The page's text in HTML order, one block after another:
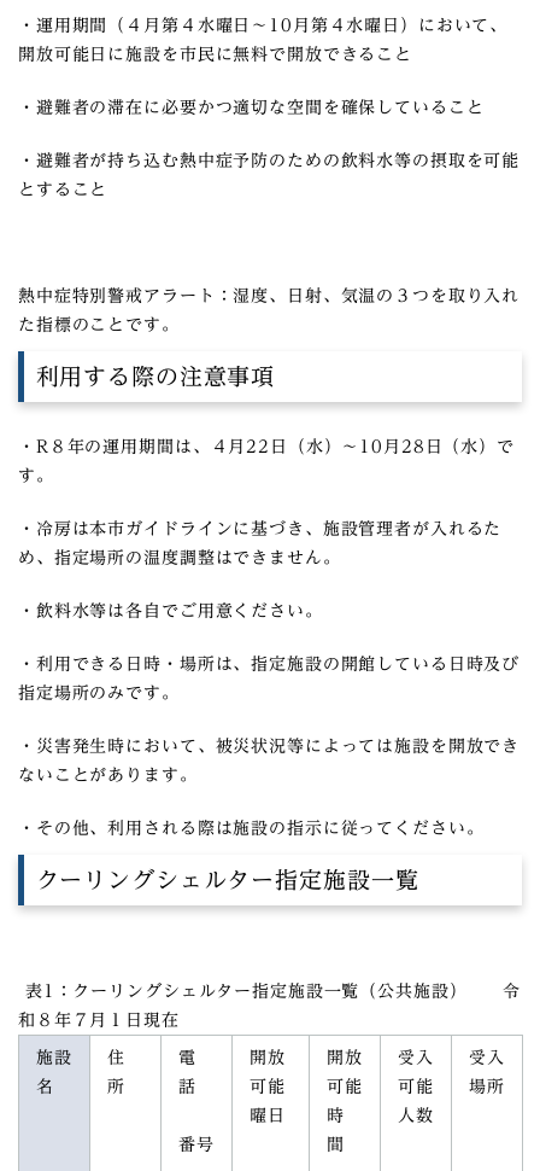
・運用期間（４月第４水曜日～10月第４水曜日）において、
開放可能日に施設を市民に無料で開放できること
・避難者の滞在に必要かつ適切な空間を確保していること
・避難者が持ち込む熱中症予防のための飲料水等の摂取を可能
とすること
熱中症特別警戒アラート：湿度、日射、気温の３つを取り入れ
た指標のことです。
利用する際の注意事項
・R８年の運用期間は、４月22日（水）～10月28日（水）で
す。
・冷房は本市ガイドラインに基づき、施設管理者が入れるた
め、指定場所の温度調整はできません。
・飲料水等は各自でご用意ください。
・利用できる日時・場所は、指定施設の開館している日時及び
指定場所のみです。
・災害発生時において、被災状況等によっては施設を開放でき
ないことがあります。
・その他、利用される際は施設の指示に従ってください。
クーリングシェルター指定施設一覧
表1：クーリングシェルター指定施設一覧（公共施設） 令
和８年７月１日現在
施設
名
住
所
電
話
番号
開放
可能
曜日
開放
可能
時
間
受入
可能
人数
受入
場所